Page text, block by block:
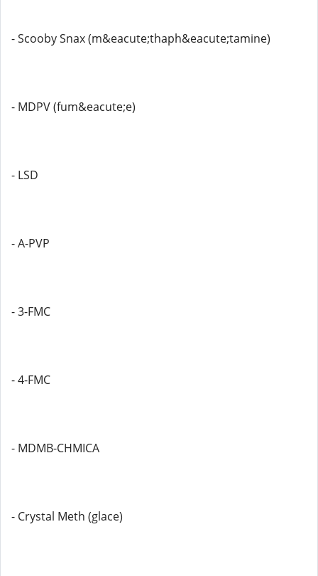
- Scooby Snax (m&eacute;thaph&eacute;tamine)
- MDPV (fum&eacute;e)
- LSD
- A-PVP
- 3-FMC
- 4-FMC
- MDMB-CHMICA
- Crystal Meth (glace)